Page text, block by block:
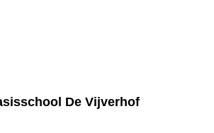
De Vijverhof